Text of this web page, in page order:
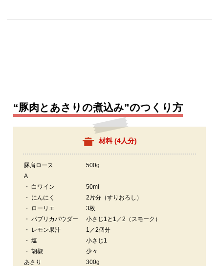
“豚肉とあさりの煮込み”のつくり方
材料 (4人分)
豚肩ロース
500g
A
・ 白ワイン
50ml
・ にんにく
2片分（すりおろし）
・ ローリエ
3枚
・ パプリカパウダー
小さじ1と1／2（スモーク）
・ レモン果汁
1／2個分
・ 塩
小さじ1
・ 胡椒
少々
あさり
300g